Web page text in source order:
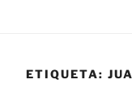
ETIQUETA: